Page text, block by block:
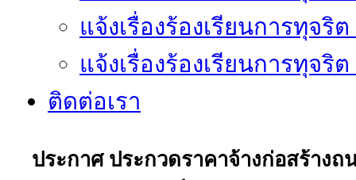
แจ้งเรื่องร้องเรียนการทุจริ
แจ้งเรื่องร้องเรียนการทุจริ
ติดต่อเรา
ประกาศ ประกวดราคาจ้างก่อสร้างถ